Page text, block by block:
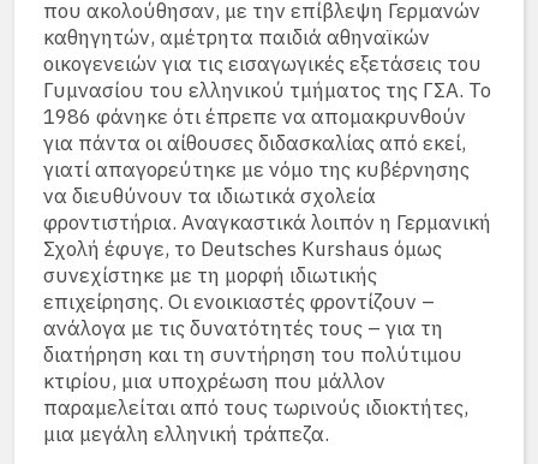
που ακολούθησαν, με την επίβλεψη Γερμανών
καθηγητών, αμέτρητα παιδιά αθηναϊκών
οικογενειών για τις εισαγωγικές εξετάσεις του
Γυμνασίου του ελληνικού τμήματος της ΓΣΑ. Το
1986 φάνηκε ότι έπρεπε να απομακρυνθούν
για πάντα οι αίθουσες διδασκαλίας από εκεί,
γιατί απαγορεύτηκε με νόμο της κυβέρνησης
να διευθύνουν τα ιδιωτικά σχολεία
φροντιστήρια. Αναγκαστικά λοιπόν η Γερμανική
Σχολή έφυγε, το Deutsches Kurshaus όμως
συνεχίστηκε με τη μορφή ιδιωτικής
επιχείρησης. Οι ενοικιαστές φροντίζουν –
ανάλογα με τις δυνατότητές τους – για τη
διατήρηση και τη συντήρηση του πολύτιμου
κτιρίου, μια υποχρέωση που μάλλον
παραμελείται από τους τωρινούς ιδιοκτήτες,
μια μεγάλη ελληνική τράπεζα.